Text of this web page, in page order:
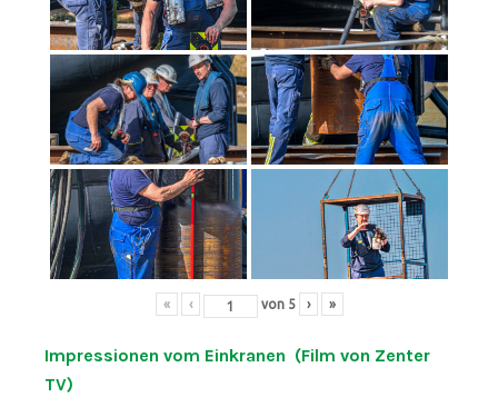
« ‹ von 5 › »
Impressionen vom Einkranen (Film von Zenter
TV)